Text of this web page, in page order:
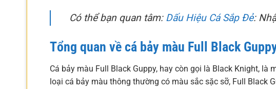
Có thể bạn quan tâm: Dấu Hiệu Cá Sắp Đẻ:
Tổng quan về cá bảy màu Full Black
Cá bảy màu Full Black Guppy, hay còn gọi là Black Knight,
loại cá bảy màu thông thường có màu sắc sặc sỡ, Full Black